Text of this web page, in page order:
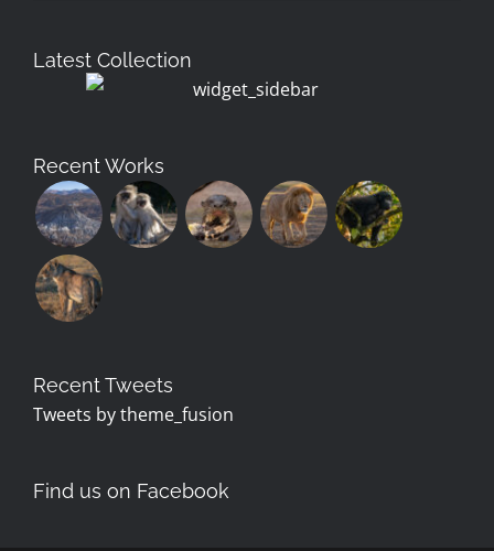
Latest Collection
Recent Works
Recent Tweets
Tweets by theme_fusion
Find us on Facebook